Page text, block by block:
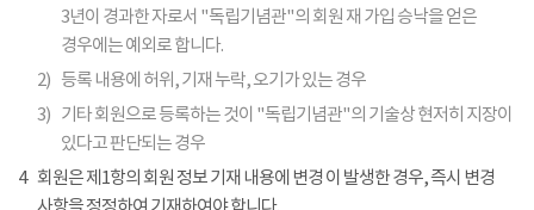
3년이 경과한 자로서 "독립기념관"의 회원 재 가입 승낙을 얻은
경우에는 예외로 합니다.
2) 등록 내용에 허위, 기재 누락, 오기가 있는 경우
3) 기타 회원으로 등록하는 것이 "독립기념관"의 기술상 현저히 지장이
있다고 판단되는 경우
4
회원은 제1항의 회원 정보 기재 내용에 변경 이 발생한 경우, 즉시 변경